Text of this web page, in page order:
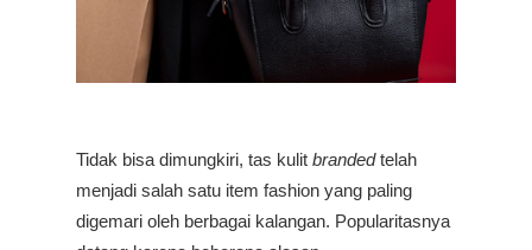
Tidak bisa dimungkiri, tas kulit branded telah
menjadi salah satu item fashion yang paling
digemari oleh berbagai kalangan. Popularitasnya